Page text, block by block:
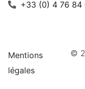
+33 (0) 4 76 84
©
Mentions
légales